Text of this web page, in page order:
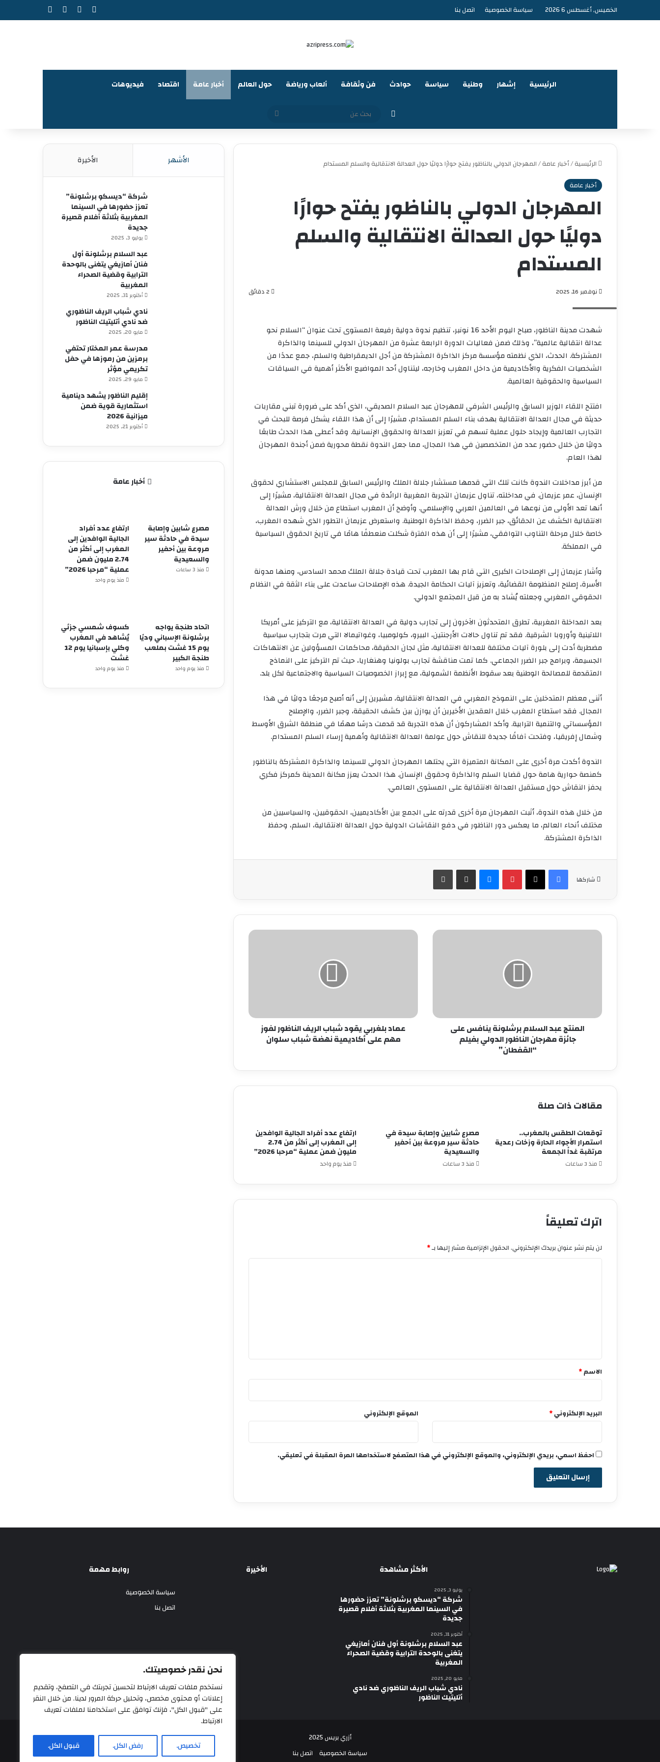
نحن نقدر خصوصيتك.
نستخدم ملفات تعريف الارتباط لتحسين تجربتك في التصفح، وتقديم
إعلانات أو محتوى مخصص، وتحليل حركة المرور لدينا. من خلال النقر
على "قبول الكل"، فإنك توافق على استخدامنا لملفات تعريف
الارتباط.
تخصيص.
رفض الكل. قبول الكل.
الخميس, أغسطس 6 2026 سياسة الخصوصية اتصل بنا فيسبوك ‫YouTube
الرئيسية إشهار وطنية سياسة حوادث فن وثقافة ألعاب ورياضة حول العالم أخبار عامة اقتصاد فيديوهات
الوضع المظلم
عن
الرئيسية/أخبار عامة/المهرجان الدولي بالناظور يفتح حوارًا دوليًا حول العدالة الانتقالية والسلم المستدام
أخبار عامة
المهرجان الدولي بالناظور يفتح حوارًا
دوليًا حول العدالة الانتقالية والسلم
المستدام
نوفمبر 16, 2025
شهدت مدينة الناظور، صباح اليوم الأحد 16 نونبر، تنظيم ندوة دولية رفيعة المستوى تحت عنوان “السلام نحو
عدالة انتقالية عالمية”، وذلك ضمن فعاليات الدورة الرابعة عشرة من المهرجان الدولي للسينما والذاكرة
المشتركة. الحدث، الذي نظمته مؤسسة مركز الذاكرة المشتركة من أجل الديمقراطية والسلم، جمع عددًا من
الشخصيات الفكرية والأكاديمية من داخل المغرب وخارجه، ليتناول أحد المواضيع الأكثر أهمية في السياقات
السياسية والحقوقية العالمية.
افتتح اللقاء الوزير السابق والرئيس الشرفي للمهرجان عبد السلام الصديقي، الذي أكد على ضرورة تبني مقاربات
حديثة في مجال العدالة الانتقالية بهدف بناء السلم المستدام، مشيرًا إلى أن هذا اللقاء يشكل فرصة للبحث في
التجارب العالمية وإيجاد حلول عملية تسهم في تعزيز العدالة والحقوق الإنسانية. وقد أعطى هذا الحدث طابعًا
دوليًا من خلال حضور عدد من المتخصصين في هذا المجال، مما جعل الندوة نقطة محورية ضمن أجندة المهرجان
لهذا العام.
من أبرز مداخلات الندوة كانت تلك التي قدمها مستشار جلالة الملك والرئيس السابق للمجلس الاستشاري لحقوق
الإنسان، عمر عزيمان. في مداخلته، تناول عزيمان التجربة المغربية الرائدة في مجال العدالة الانتقالية، مشيرًا إلى
أنها تعد الأولى من نوعها في العالمين العربي والإسلامي. وأوضح أن المغرب استطاع من خلال ورش العدالة
الانتقالية الكشف عن الحقائق، جبر الضرر، وحفظ الذاكرة الوطنية. واستعرض عزيمان التطور الذي شهده المغرب،
خاصة خلال مرحلة التناوب التوافقي، مشيرًا إلى أن هذه الفترة شكلت منعطفًا هامًا في تاريخ الحقوق السياسية
في المملكة.
وأشار عزيمان إلى الإصلاحات الكبرى التي قام بها المغرب تحت قيادة جلالة الملك محمد السادس، ومنها مدونة
الأسرة، إصلاح المنظومة القضائية، وتعزيز آليات الحكامة الجيدة. هذه الإصلاحات ساعدت على بناء الثقة في النظام
الحقوقي المغربي وجعلته يُشاد به من قبل المجتمع الدولي.
بعد المداخلة المغربية، تطرق المتحدثون الآخرون إلى تجارب دولية في العدالة الانتقالية، مع التركيز على أمريكا
اللاتينية وأوروبا الشرقية. فقد تم تناول حالات الأرجنتين، البيرو، كولومبيا، وغواتيمالا التي مرت بتجارب سياسية
مضطربة أدت إلى بلورة آليات مختلفة للعدالة الانتقالية، مثل لجان الحقيقة، محاكمات المسؤولين عن الانتهاكات
الجسيمة، وبرامج جبر الضرر الجماعي. كما تمت مناقشة تجارب بولونيا وهنغاريا، حيث تم التركيز على النماذج
المتقدمة للمصالحة الوطنية بعد سقوط الأنظمة الشمولية، مع إبراز الخصوصيات السياسية والاجتماعية لكل بلد.
أثنى معظم المتدخلين على النموذج المغربي في العدالة الانتقالية، مشيرين إلى أنه أصبح مرجعًا دوليًا في هذا
المجال. فقد استطاع المغرب خلال العقدين الأخيرين أن يوازن بين كشف الحقيقة، وجبر الضرر، والإصلاح
المؤسساتي والتنمية الترابية. وأكد المشاركون أن هذه التجربة قد قدمت درسًا مهمًا في منطقة الشرق الأوسط
وشمال إفريقيا، وفتحت آفاقًا جديدة للنقاش حول عولمة العدالة الانتقالية وأهمية إرساء السلم المستدام.
الندوة أكدت مرة أخرى على المكانة المتميزة التي يحتلها المهرجان الدولي للسينما والذاكرة المشتركة بالناظور
كمنصة حوارية هامة حول قضايا السلم والذاكرة وحقوق الإنسان. هذا الحدث يعزز مكانة المدينة كمركز فكري
يحفز النقاش حول مستقبل العدالة الانتقالية على المستوى العالمي.
من خلال هذه الندوة، أثبت المهرجان مرة أخرى قدرته على الجمع بين الأكاديميين، الحقوقيين، والسياسيين من
مختلف أنحاء العالم، ما يعكس دور الناظور في دفع النقاشات الدولية حول العدالة الانتقالية، السلم، وحفظ
الذاكرة المشتركة.
شاركها
فيسبوك
‫X بينتيريستماسنجر مشاركة عبر البريد طباعة
المنتج
الناظور
المنتج عبد السلام برشلونة ينافس على
جائزة مهرجان الناظور الدولي بفيلم
“القفطان”
عماد
على
أكاديمية
عماد بلغربي يقود شباب الريف الناظور لفوز
مهم على أكاديمية نهضة شباب سلوان
مقالات ذات صلة
توقعات الطقس بالمغرب..
استمرار الأجواء الحارة وزخات رعدية
مرتقبة غداً الجمعة
منذ 3 ساعات
مصرع شابين وإصابة سيدة في
حادثة سير مروعة بين أحفير
والسعيدية
منذ 3 ساعات
ارتفاع عدد أفراد الجالية الوافدين
إلى المغرب إلى أكثر من 2.74
مليون ضمن عملية “مرحبا 2026”
منذ يوم واحد
اترك تعليقاً
لن يتم نشر عنوان بريدك الإلكتروني.الحقول الإلزامية مشار إليها بـ*
*
الاسم*
البريد الإلكتروني* الموقع الإلكتروني
احفظ اسمي، بريدي الإلكتروني، والموقع الإلكتروني في هذا المتصفح لاستخدامها المرة المقبلة في تعليقي.
الأشهر الأخيرة
شركة “ديسكو برشلونة”
تعزز حضورها في السينما
المغربية بثلاثة أفلام قصيرة
جديدة
يوليو 3, 2025
عبد السلام برشلونة أول
فنان أمازيغي يتغنى بالوحدة
الترابية وقضية الصحراء
المغربية
أكتوبر 31, 2025
نادي شباب الريف الناظوري
ضد نادي أتليتيك الناظور
مايو 20, 2025
مدرسة عمر المختار تحتفي
برمزين من رموزها في حفل
تكريمي مؤثر
مايو 29, 2025
إقليم الناظور يشهد دينامية
استثمارية قوية ضمن
ميزانية 2026
أكتوبر 21, 2025
أخبار عامة
مصرع شابين وإصابة
سيدة في حادثة سير
مروعة بين أحفير
والسعيدية
منذ 3 ساعات
ارتفاع عدد أفراد
الجالية الوافدين إلى
المغرب إلى أكثر من
2.74 مليون ضمن
عملية “مرحبا 2026”
منذ يوم واحد
اتحاد طنجة يواجه
برشلونة الإسباني وديًا
يوم 15 غشت بملعب
طنجة الكبير
منذ يوم واحد
كسوف شمسي جزئي
يُشاهد في المغرب
وكلي بإسبانيا يوم 12
غشت
منذ يوم واحد
الأكثر مشاهدة
يوليو 3, 2025
شركة “ديسكو برشلونة” تعزز حضورها
في السينما المغربية بثلاثة أفلام قصيرة
جديدة
أكتوبر 31, 2025
عبد السلام برشلونة أول فنان أمازيغي
يتغنى بالوحدة الترابية وقضية الصحراء
المغربية
مايو 20, 2025
نادي شباب الريف الناظوري ضد نادي
أتليتيك الناظور
الأخيرة روابط مهمة
سياسة الخصوصية
اتصل بنا
أزري بريس 2025
سياسة الخصوصية
اتصل بنا